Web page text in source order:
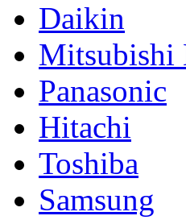
Daikin
Mitsubishi
Panasonic
Hitachi
Toshiba
Samsung